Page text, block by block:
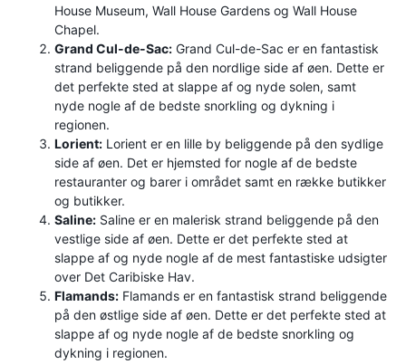
House Museum, Wall House Gardens og Wall House
Chapel.
Grand Cul-de-Sac: Grand Cul-de-Sac er en fantastisk
strand beliggende på den nordlige side af øen. Dette er
det perfekte sted at slappe af og nyde solen, samt
nyde nogle af de bedste snorkling og dykning i
regionen.
Lorient: Lorient er en lille by beliggende på den sydlige
side af øen. Det er hjemsted for nogle af de bedste
restauranter og barer i området samt en række butikker
og butikker.
Saline: Saline er en malerisk strand beliggende på den
vestlige side af øen. Dette er det perfekte sted at
slappe af og nyde nogle af de mest fantastiske udsigter
over Det Caribiske Hav.
Flamands: Flamands er en fantastisk strand beliggende
på den østlige side af øen. Dette er det perfekte sted at
slappe af og nyde nogle af de bedste snorkling og
dykning i regionen.